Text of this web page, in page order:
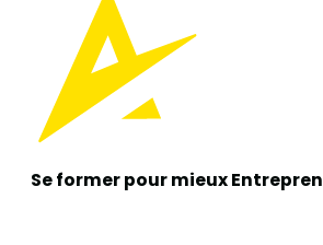
Se former pour mieux